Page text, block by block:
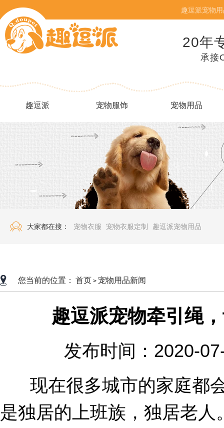
趣逗派宠物
20年
承接
趣逗派 宠物服饰 宠物用品
大家都在搜： 宠物衣服 宠物衣服定制 趣逗派宠物用品
您当前的位置： 首页 > 宠物用品新闻
趣逗派宠物牵引绳
发布时间：2020-
现在很多城市的家庭都
是独居的上班族，独居老